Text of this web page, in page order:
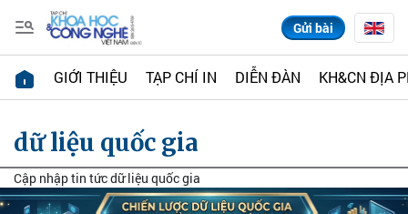
Gửi bài
GIỚI THIỆU TẠP CHÍ IN DIỄN ĐÀN KH&CN ĐỊA
dữ liệu quốc gia
Cập nhập tin tức dữ liệu quốc gia